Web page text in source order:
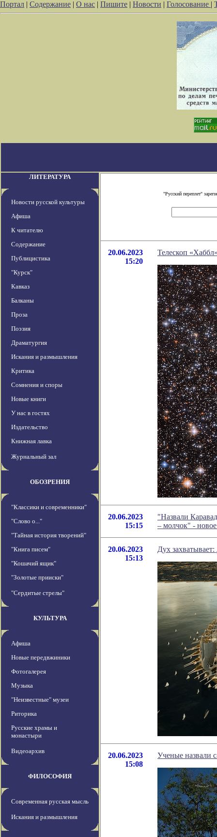
Портал | Содержание | О нас | Пишите | Новости | Голосование |
ЛИТЕРАТУРА
Новости русской культуры
Афиша
К читателю
Содержание
Публицистика
"Курск"
Кавказ
Балканы
Проза
Поэзия
Драматургия
Искания и размышления
Критика
Сомнения и споры
Новые книги
У нас в гостях
Издательство
Книжная лавка
Журнальный зал
ОБОЗРЕНИЯ
"Классики и современники"
"Слово о..."
"Тайная история творений"
"Книга писем"
"Кошачий ящик"
"Золотые прииски"
"Сердитые стрелы"
КУЛЬТУРА
Афиша
Новые передвжиники
Фотогалерея
Музыка
"Неизвестные" музеи
Риторика
Русские храмы и
монастыри
Видеоархив
ФИЛОСОФИЯ
Современная русская мысль
Искания и размышления
"Русский переплет"
20.06.2023
15:20
Телескоп
20.06.2023
15:15
"Назвали
– молчок" -
20.06.2023
15:13
Дух
20.06.2023
15:08
Ученые назвали